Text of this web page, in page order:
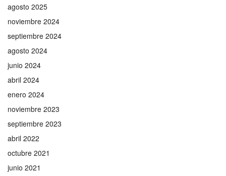
agosto 2025
noviembre 2024
septiembre 2024
agosto 2024
junio 2024
abril 2024
enero 2024
noviembre 2023
septiembre 2023
abril 2022
octubre 2021
junio 2021